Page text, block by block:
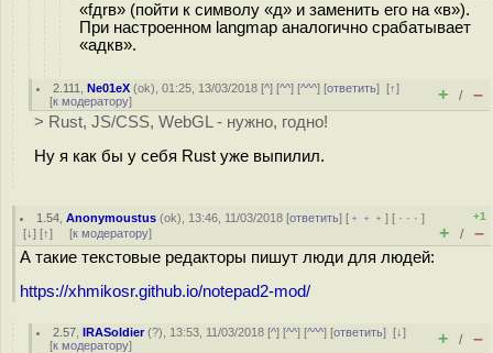
«fдrв» (пойти к символу «д» и заменить его на «в»).
При настроенном langmap аналогично срабатывает
«адкв».
2.111 ,Ne01eX (ok), 01:25, 13/03/2018 [^] [^^] [^^^] [ответить][↑]
[к модератору] + / –
> Rust, JS/CSS, WebGL - нужно, годно!
Ну я как бы у себя Rust уже выпилил.
1.54 ,Anonymoustus (ok), 13:46, 11/03/2018 [ответить] [ ﹢﹢﹢] [ · · ·]
[↓] [↑] [к модератору]
+1
+ / –
А такие текстовые редакторы пишут люди для людей:
https://xhmikosr.github.io/notepad2-mod/
2.57 ,IRASoldier(?), 13:53, 11/03/2018 [^] [^^] [^^^] [ответить][↓]
[к модератору] + / –